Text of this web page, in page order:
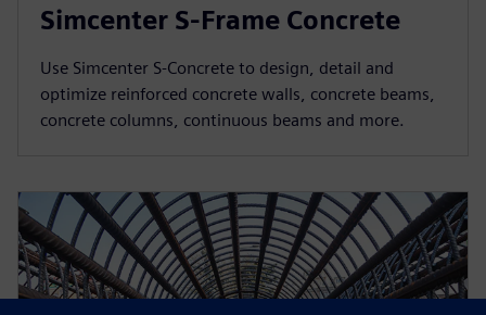
Simcenter S-Frame Concrete
Use Simcenter S-Concrete to design, detail and
optimize reinforced concrete walls, concrete beams,
concrete columns, continuous beams and more.